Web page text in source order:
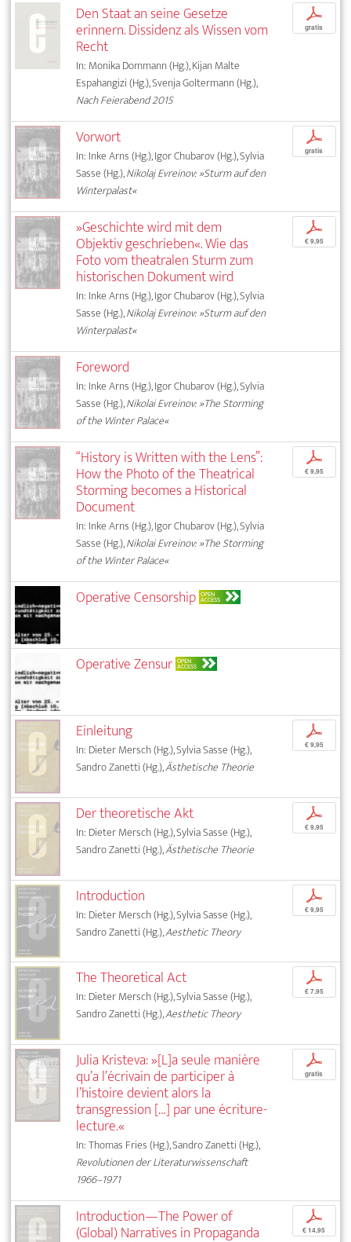
Den Staat an seine Gesetze
erinnern. Dissidenz als Wissen vom
Recht
In: Monika Dommann (Hg.), Kijan Malte
Espahangizi (Hg.), Svenja Goltermann (Hg.),
Nach Feierabend 2015
p
gratis
Vorwort
In: Inke Arns (Hg.), Igor Chubarov (Hg.), Sylvia
Sasse (Hg.),Nikolaj Evreinov: »Sturm auf den
Winterpalast«
p
gratis
»Geschichte wird mit dem
Objektiv geschrieben«. Wie das
Foto vom theatralen Sturm zum
historischen Dokument wird
In: Inke Arns (Hg.), Igor Chubarov (Hg.), Sylvia
Sasse (Hg.),Nikolaj Evreinov: »Sturm auf den
Winterpalast«
p
€ 9,95
Foreword
In: Inke Arns (Hg.), Igor Chubarov (Hg.), Sylvia
Sasse (Hg.),Nikolai Evreinov: »The Storming
of the Winter Palace«
“History is Written with the Lens”:
How the Photo of the Theatrical
Storming becomes a Historical
Document
In: Inke Arns (Hg.), Igor Chubarov (Hg.), Sylvia
Sasse (Hg.),Nikolai Evreinov: »The Storming
of the Winter Palace«
p
€ 9,95
Operative Censorship OPEN
ACCESS
Operative Zensur OPEN
ACCESS
Einleitung
In: Dieter Mersch (Hg.), Sylvia Sasse (Hg.),
Sandro Zanetti (Hg.),Ästhetische Theorie
p
€ 9,95
Der theoretische Akt
In: Dieter Mersch (Hg.), Sylvia Sasse (Hg.),
Sandro Zanetti (Hg.),Ästhetische Theorie
p
€ 9,95
Introduction
In: Dieter Mersch (Hg.), Sylvia Sasse (Hg.),
Sandro Zanetti (Hg.),Aesthetic Theory
p
€ 9,95
The Theoretical Act
In: Dieter Mersch (Hg.), Sylvia Sasse (Hg.),
Sandro Zanetti (Hg.),Aesthetic Theory
p
€ 7,95
Julia Kristeva: »[L]a seule manière
qu’a l’écrivain de participer à
l’histoire devient alors la
transgression […] par une écriture-
lecture.«
In: Thomas Fries (Hg.), Sandro Zanetti (Hg.),
Revolutionen der Literaturwissenschaft
1966–1971
p
gratis
Introduction—The Power of
(Global) Narratives in Propaganda
p
€ 14,95